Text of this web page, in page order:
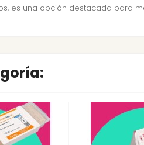
es una opción destacada para